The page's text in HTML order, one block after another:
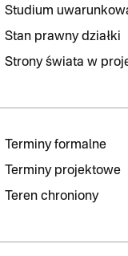
Studium
Stan prawny działki
Strony świata w
Terminy formalne
Terminy projektowe
Teren chroniony